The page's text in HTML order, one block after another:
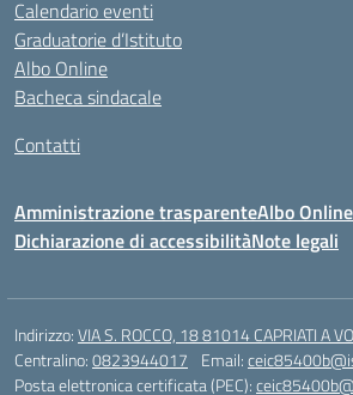
Calendario eventi
Graduatorie d’Istituto
Albo Online
Bacheca sindacale
Contatti
Amministrazione trasparenteAlbo Online
Dichiarazione di accessibilitàNote legali
Indirizzo:VIA S. ROCCO, 18 81014 CAPRIATI A
Centralino:0823944017 Email:
Posta elettronica certificata (PEC):